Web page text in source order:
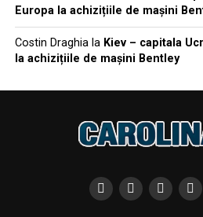
Europa la achizițiile de mașini
Costin Draghiala Kiev – capitala
la achizițiile de mașini Bentley